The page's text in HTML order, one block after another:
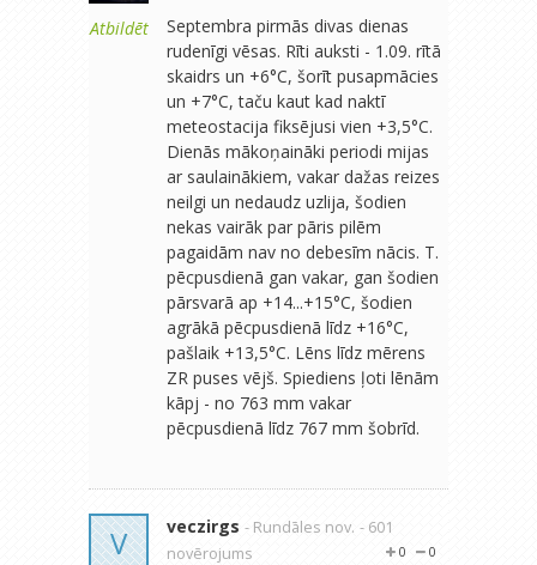
Atbildēt
Septembra pirmās divas dienas
rudenīgi vēsas. Rīti auksti - 1.09. rītā
skaidrs un +6°C, šorīt pusapmācies
un +7°C, taču kaut kad naktī
meteostacija fiksējusi vien +3,5°C.
Dienās mākoņaināki periodi mijas
ar saulainākiem, vakar dažas reizes
neilgi un nedaudz uzlija, šodien
nekas vairāk par pāris pilēm
pagaidām nav no debesīm nācis. T.
pēcpusdienā gan vakar, gan šodien
pārsvarā ap +14...+15°C, šodien
agrākā pēcpusdienā līdz +16°C,
pašlaik +13,5°C. Lēns līdz mērens
ZR puses vējš. Spiediens ļoti lēnām
kāpj - no 763 mm vakar
pēcpusdienā līdz 767 mm šobrīd.
V veczirgs - Rundāles nov. - 601
novērojums
0
0